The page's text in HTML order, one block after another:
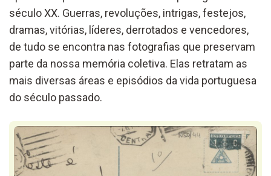
século XX. Guerras, revoluções, intrigas, festejos,
dramas, vitórias, líderes, derrotados e vencedores,
de tudo se encontra nas fotografias que preservam
parte da nossa memória coletiva. Elas retratam as
mais diversas áreas e episódios da vida portuguesa
do século passado.